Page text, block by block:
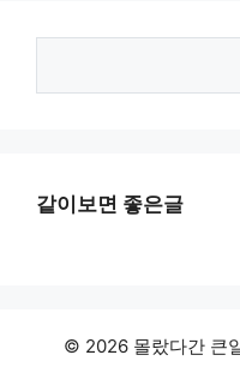
같이보면 좋은글
© 2026 몰랐다간 큰